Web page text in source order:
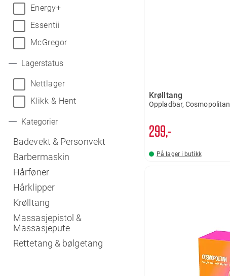
Krølltang
Oppladbar, Cosmopolitan
299,-
På lager i butikk
Energy+
Essentii
McGregor
Lagerstatus
Nettlager
Klikk & Hent
Kategorier
Badevekt & Personvekt
Barbermaskin
Hårføner
Hårklipper
Krølltang
Massasjepistol &
Massasjepute
Rettetang & bølgetang